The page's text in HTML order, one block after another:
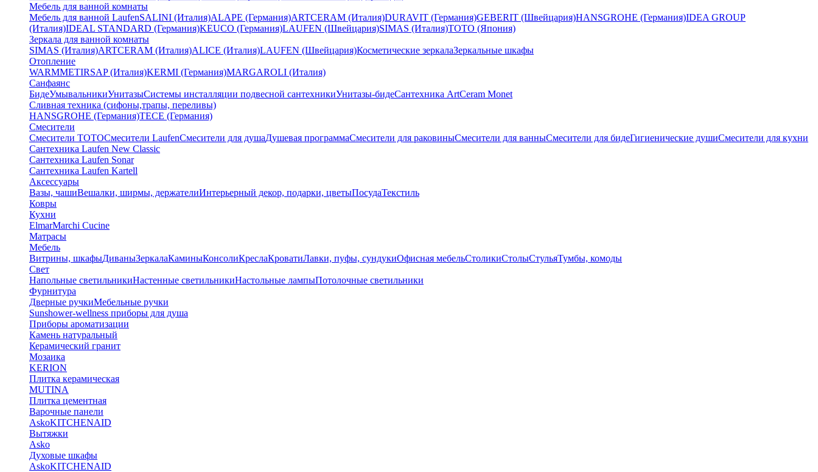
Мебель для ванной комнаты
Мебель для ванной LaufenSALINI (Италия)ALAPE (Германия)ARTCERAM (Италия)DURAVIT (Германия)GEBERIT (Швейцария)HANSGROHE (Германия)IDEA GROUP
(Италия)IDEAL STANDARD (Германия)KEUCO (Германия)LAUFEN (Швейцария)SIMAS (Италия)TOTO (Япония)
Зеркала для ванной комнаты
SIMAS (Италия)ARTCERAM (Италия)ALICE (Италия)LAUFEN (Швейцария)Косметические зеркалаЗеркальные шкафы
Отопление
WARMMETIRSAP (Италия)KERMI (Германия)MARGAROLI (Италия)
Санфаянс
БидеУмывальникиУнитазыСистемы инсталляции подвесной сантехникиУнитазы-бидеСантехника ArtCeram Monet
Сливная техника (сифоны,трапы, переливы)
HANSGROHE (Германия)TECE (Германия)
Смесители
Смесители TOTOСмесители LaufenСмесители для душаДушевая программаСмесители для раковиныСмесители для ванныСмесители для бидеГигиенические душиСмесители для кухни
Сантехника Laufen New Classic
Сантехника Laufen Sonar
Сантехника Laufen Kartell
Аксессуары
Вазы, чашиВешалки, ширмы, держателиИнтерьерный декор, подарки, цветыПосудаТекстиль
Ковры
Кухни
ElmarMarchi Cucine
Матрасы
Мебель
Витрины, шкафыДиваныЗеркалаКаминыКонсолиКреслаКроватиЛавки, пуфы, сундукиОфисная мебельСтоликиСтолыСтульяТумбы, комоды
Свет
Напольные светильникиНастенные светильникиНастольные лампыПотолочные светильники
Фурнитура
Дверные ручкиМебельные ручки
Sunshower-wellness приборы для душа
Приборы ароматизации
Камень натуральный
Керамический гранит
Мозаика
KERION
Плитка керамическая
MUTINA
Плитка цементная
Варочные панели
AskoKITCHENAID
Вытяжки
Asko
Духовые шкафы
AskoKITCHENAID